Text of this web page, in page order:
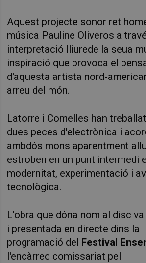
Aquest projecte sonor ret
música Pauline Oliveros a
interpretació lliurede la seua
inspiració que provoca el
d'aquesta artista nord-
arreu del món.
Latorre i Comelles han
dues peces d'electrònica i
ambdós mons aparentment
estroben en un punt intermedi
modernitat, experimentació i
tecnològica.
L'obra que dóna nom al disc
i presentada en directe dins la
programació del Festival
l'encàrrec comissariat pel